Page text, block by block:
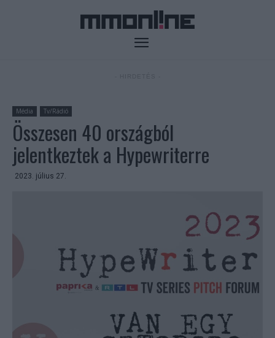
Média Tv/Rádió
Összesen 40 országból
jelentkeztek a Hypewriterre
2023. július 27.